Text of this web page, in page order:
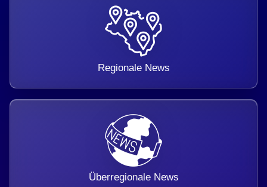
Regionale News
Überregionale News